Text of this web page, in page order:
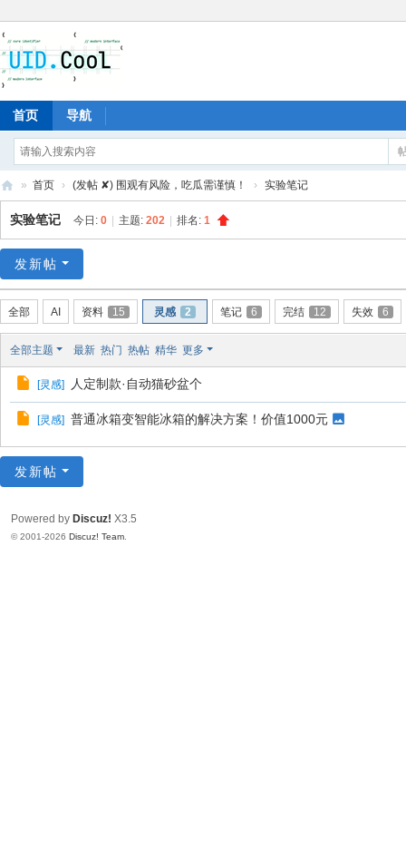
首页 导航
爱
» 首页 › (发帖 ✘) 围观有风险，吃瓜需谨慎！ › 实验笔记
实验笔记 今日: 0 主题: 202 排名: 1
发新帖
全部 AI 资料 15 灵感 2 笔记 6 完结 12 失效 6
全部主题 最新 热门 热帖 精华 更多
[灵感] 人定制款·自动猫砂盆个
[灵感] 普通冰箱变智能冰箱的解决方案！价值1000元
发新帖
Powered by Discuz! X3.5
© 2001-2026 Discuz! Team